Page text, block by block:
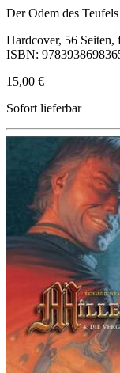
Der Odem des Teufels
Hardcover, 56
ISBN:
15,00 €
Sofort lieferbar